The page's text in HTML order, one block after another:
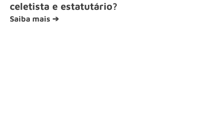
celetista e estatutário?
Saiba mais ➔